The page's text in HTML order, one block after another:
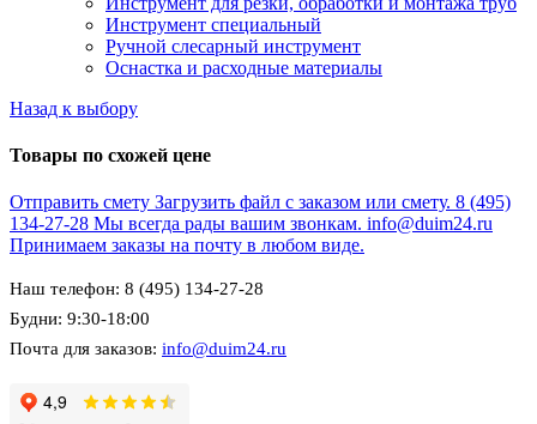
Инструмент специальный
Ручной слесарный инструмент
Оснастка и расходные материалы
Назад к выбору
Товары по схожей цене
Отправить смету Загрузить файл с заказом или смету. 8 (495)
134-27-28 Мы всегда рады вашим звонкам. info@duim24.ru
Принимаем заказы на почту в любом виде.
Наш телефон: 8 (495) 134-27-28
Будни: 9:30-18:00
Почта для заказов: info@duim24.ru